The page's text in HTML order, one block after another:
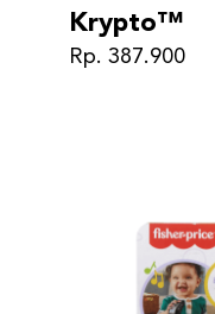
Krypto™
Rp. 387.900